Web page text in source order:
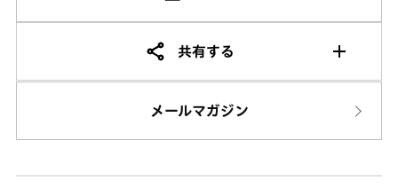
共有する
メールマガジン